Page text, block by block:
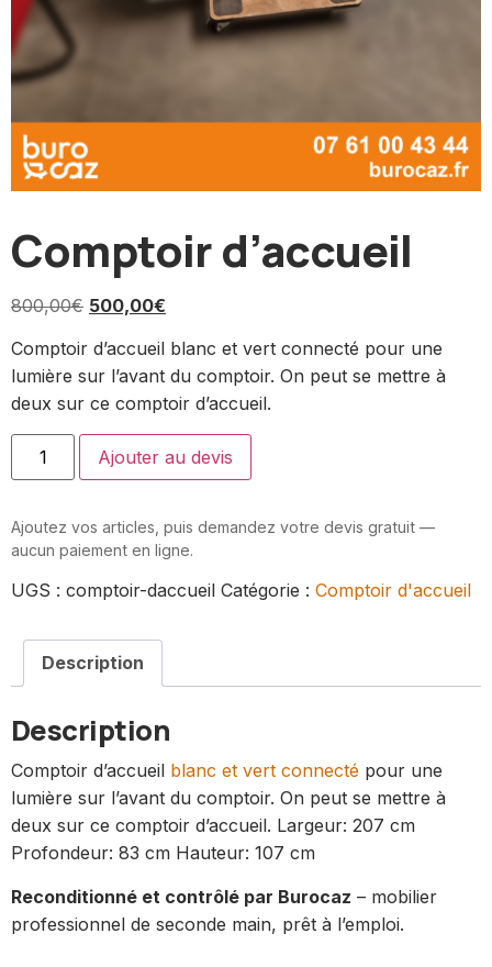
Comptoir d’accueil
800,00€ 500,00€
Comptoir d’accueil blanc et vert connecté pour une
lumière sur l’avant du comptoir. On peut se mettre à
deux sur ce comptoir d’accueil.
Ajouter au devis
Ajoutez vos articles, puis demandez votre devis gratuit —
aucun paiement en ligne.
UGS : comptoir-daccueil Catégorie : Comptoir d'accueil
Description
Description
Comptoir d’accueil blanc et vert connecté pour une
lumière sur l’avant du comptoir. On peut se mettre à
deux sur ce comptoir d’accueil. Largeur: 207 cm
Profondeur: 83 cm Hauteur: 107 cm
Reconditionné et contrôlé par Burocaz – mobilier
professionnel de seconde main, prêt à l’emploi.